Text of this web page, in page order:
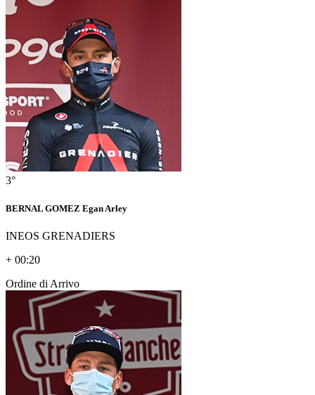
3°
BERNAL GOMEZ Egan Arley
INEOS GRENADIERS
+ 00:20
Ordine di Arrivo